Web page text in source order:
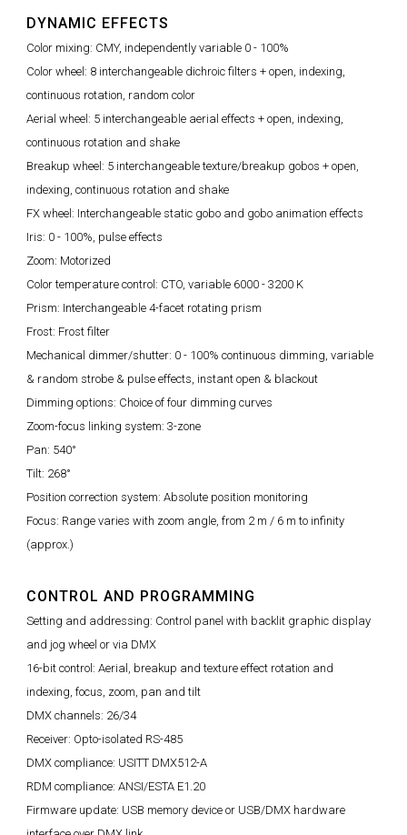
DYNAMIC EFFECTS
Color mixing: CMY, independently variable 0 - 100%
Color wheel: 8 interchangeable dichroic filters + open, indexing,
continuous rotation, random color
Aerial wheel: 5 interchangeable aerial effects + open, indexing,
continuous rotation and shake
Breakup wheel: 5 interchangeable texture/breakup gobos + open,
indexing, continuous rotation and shake
FX wheel: Interchangeable static gobo and gobo animation effects
Iris: 0 - 100%, pulse effects
Zoom: Motorized
Color temperature control: CTO, variable 6000 - 3200 K
Prism: Interchangeable 4-facet rotating prism
Frost: Frost filter
Mechanical dimmer/shutter: 0 - 100% continuous dimming, variable
& random strobe & pulse effects, instant open & blackout
Dimming options: Choice of four dimming curves
Zoom-focus linking system: 3-zone
Pan: 540°
Tilt: 268°
Position correction system: Absolute position monitoring
Focus: Range varies with zoom angle, from 2 m / 6 m to infinity
(approx.)
CONTROL AND PROGRAMMING
Setting and addressing: Control panel with backlit graphic display
and jog wheel or via DMX
16-bit control: Aerial, breakup and texture effect rotation and
indexing, focus, zoom, pan and tilt
DMX channels: 26/34
Receiver: Opto-isolated RS-485
DMX compliance: USITT DMX512-A
RDM compliance: ANSI/ESTA E1.20
Firmware update: USB memory device or USB/DMX hardware